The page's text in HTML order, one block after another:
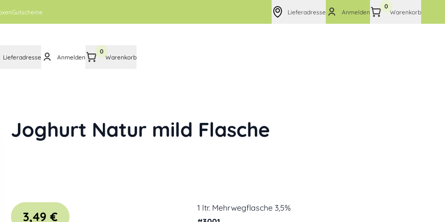
Gutscheine Lieferadresse Anmelden
0
Warenkorb
Lieferadresse Anmelden
0
Warenkorb
Joghurt Natur mild Flasche
1 ltr. Mehrwegflasche 3,5%
3,49 €